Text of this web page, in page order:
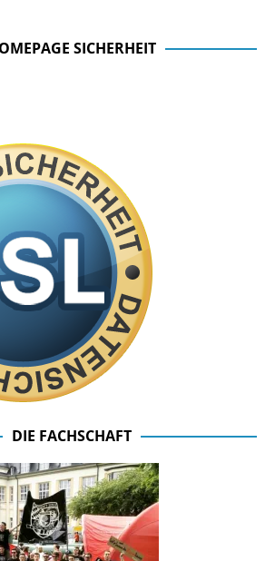
SICHERHEIT
DIE FACHSCHAFT